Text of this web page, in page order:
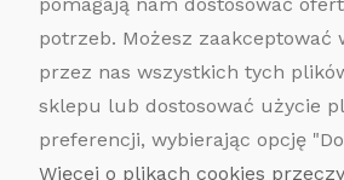
POMOC
MOJE KONTO
potrzeb. Możesz zaakceptować
przez nas wszystkich tych
sklepu lub dostosować użycie
preferencji, wybierając opcję
Więcej o plikach cookies